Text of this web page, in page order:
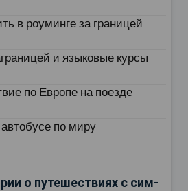
в роуминге за границей
и языковые курсы
по Европе на поезде
по миру
о путешествиях с сим-